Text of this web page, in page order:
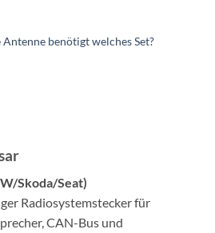
benötigt welches Set?
Skoda/Seat)
Radiosystemstecker für
CAN-Bus und